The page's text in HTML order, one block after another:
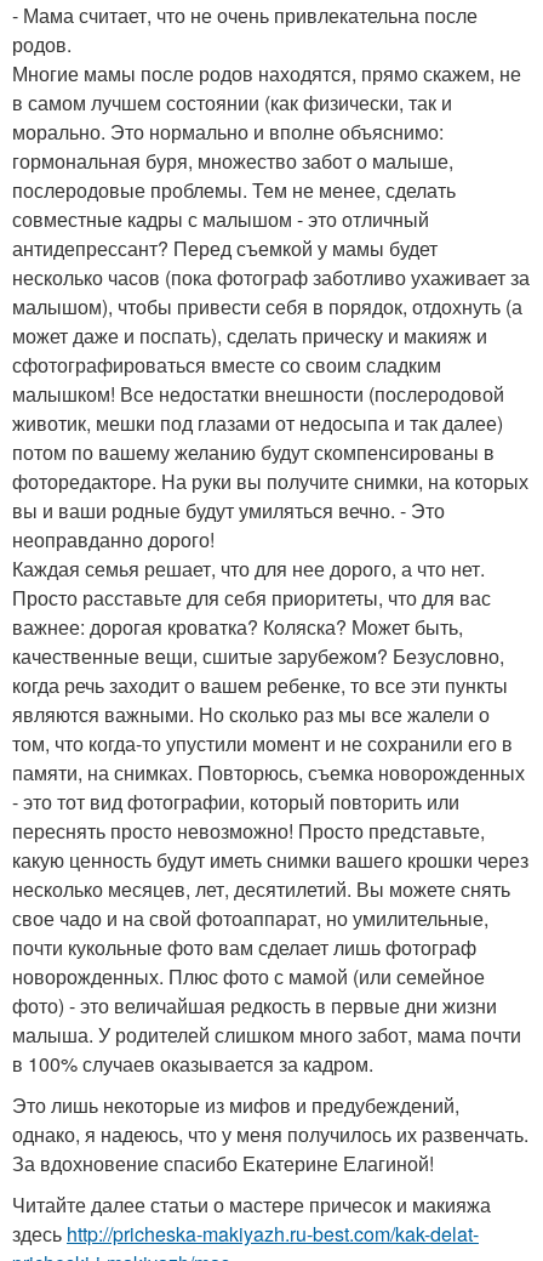
- Мама считает, что не очень привлекательна после
родов.
Многие мамы после родов находятся, прямо скажем, не
в самом лучшем состоянии (как физически, так и
морально. Это нормально и вполне объяснимо:
гормональная буря, множество забот о малыше,
послеродовые проблемы. Тем не менее, сделать
совместные кадры с малышом - это отличный
антидепрессант? Перед съемкой у мамы будет
несколько часов (пока фотограф заботливо ухаживает за
малышом), чтобы привести себя в порядок, отдохнуть (а
может даже и поспать), сделать прическу и макияж и
сфотографироваться вместе со своим сладким
малышком! Все недостатки внешности (послеродовой
животик, мешки под глазами от недосыпа и так далее)
потом по вашему желанию будут скомпенсированы в
фоторедакторе. На руки вы получите снимки, на которых
вы и ваши родные будут умиляться вечно. - Это
неоправданно дорого!
Каждая семья решает, что для нее дорого, а что нет.
Просто расставьте для себя приоритеты, что для вас
важнее: дорогая кроватка? Коляска? Может быть,
качественные вещи, сшитые зарубежом? Безусловно,
когда речь заходит о вашем ребенке, то все эти пункты
являются важными. Но сколько раз мы все жалели о
том, что когда-то упустили момент и не сохранили его в
памяти, на снимках. Повторюсь, съемка новорожденных
- это тот вид фотографии, который повторить или
переснять просто невозможно! Просто представьте,
какую ценность будут иметь снимки вашего крошки через
несколько месяцев, лет, десятилетий. Вы можете снять
свое чадо и на свой фотоаппарат, но умилительные,
почти кукольные фото вам сделает лишь фотограф
новорожденных. Плюс фото с мамой (или семейное
фото) - это величайшая редкость в первые дни жизни
малыша. У родителей слишком много забот, мама почти
в 100% случаев оказывается за кадром.
Это лишь некоторые из мифов и предубеждений,
однако, я надеюсь, что у меня получилось их развенчать.
За вдохновение спасибо Екатерине Елагиной!
Читайте далее статьи о мастере причесок и макияжа
здесь http://pricheska-makiyazh.ru-best.com/kak-delat-